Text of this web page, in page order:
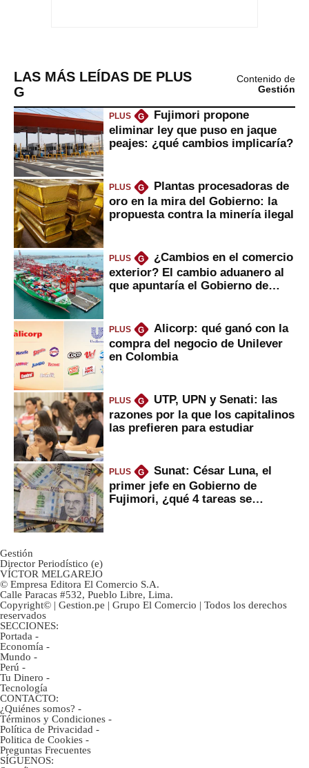
LAS MÁS LEÍDAS DE PLUS
G
Contenido de
Gestión
PLUS G
Fujimori propone
eliminar ley que puso en jaque
peajes: ¿qué cambios implicaría?
PLUS G
Plantas procesadoras de
oro en la mira del Gobierno: la
propuesta contra la minería ilegal
PLUS G
¿Cambios en el comercio
exterior? El cambio aduanero al
que apuntaría el Gobierno de
PLUS G
Alicorp: qué ganó con la
compra del negocio de Unilever
en Colombia
PLUS G
UTP, UPN y Senati: las
razones por la que los capitalinos
las prefieren para estudiar
PLUS G
Sunat: César Luna, el
primer jefe en Gobierno de
Fujimori, ¿qué 4 tareas se
Gestión
Director Periodístico (e)
VÍCTOR MELGAREJO
© Empresa Editora El Comercio S.A.
Calle Paracas #532, Pueblo Libre, Lima.
Copyright© | Gestion.pe | Grupo El Comercio | Todos los derechos
reservados
SECCIONES:
Portada -
Economía -
Mundo -
Perú -
Tu Dinero -
Tecnología
CONTACTO:
¿Quiénes somos? -
Términos y Condiciones -
Política de Privacidad -
Politica de Cookies -
Preguntas Frecuentes
SÍGUENOS: